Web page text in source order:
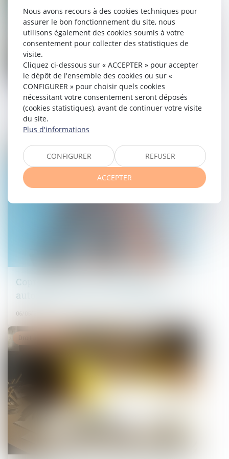
Certificats d’économies d’énergie (CEE)
: encore des modifications à connaître
09/05/2025
Copropriété : pas de présomption
automatique sans vice ou défaut établi
06/05/2025
Droit immobilier
Droit immobilier
Nous avons recours à des cookies techniques pour
assurer le bon fonctionnement du site, nous
utilisons également des cookies soumis à votre
consentement pour collecter des statistiques de
visite.
Cliquez ci-dessous sur « ACCEPTER » pour accepter
le dépôt de l'ensemble des cookies ou sur «
CONFIGURER » pour choisir quels cookies
nécessitant votre consentement seront déposés
(cookies statistiques), avant de continuer votre visite
du site.
Plus d'informations
CONFIGURER REFUSER
ACCEPTER